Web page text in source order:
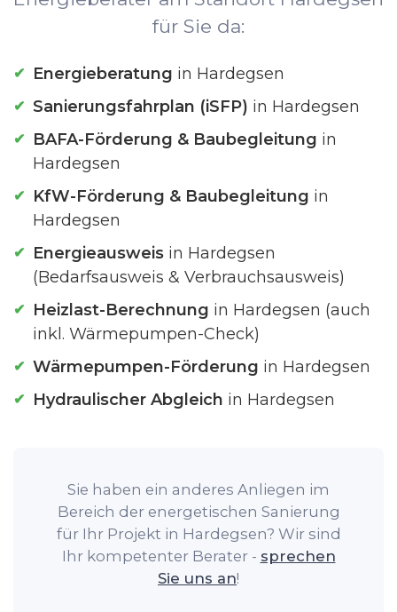
für Sie da:
Energieberatung in Hardegsen
Sanierungsfahrplan (iSFP) in Hardegsen
BAFA-Förderung & Baubegleitung in
Hardegsen
KfW-Förderung & Baubegleitung in
Hardegsen
Energieausweis in Hardegsen
(Bedarfsausweis & Verbrauchsausweis)
Heizlast-Berechnung in Hardegsen (auch
inkl. Wärmepumpen-Check)
Wärmepumpen-Förderung in Hardegsen
Hydraulischer Abgleich in Hardegsen
Sie haben ein anderes Anliegen im
Bereich der energetischen Sanierung
für Ihr Projekt in Hardegsen? Wir sind
Ihr kompetenter Berater - sprechen
Sie uns an!